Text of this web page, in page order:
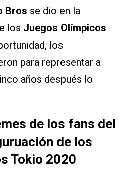
Bros se dio en la
los Juegos Olímpicos
los
para representar a
años después lo
de los fans del
de los
Tokio 2020